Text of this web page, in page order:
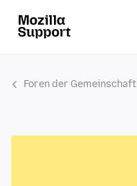
Foren der Gemeinschaft